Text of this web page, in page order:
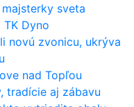
sveta
Dyno
novú zvonicu, ukrýva
nad Topľou
tradície aj zábavu